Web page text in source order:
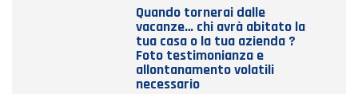
Quando tornerai dalle
vacanze… chi avrà abitato la
tua casa o la tua azienda ?
Foto testimonianza e
allontanamento volatili
necessario